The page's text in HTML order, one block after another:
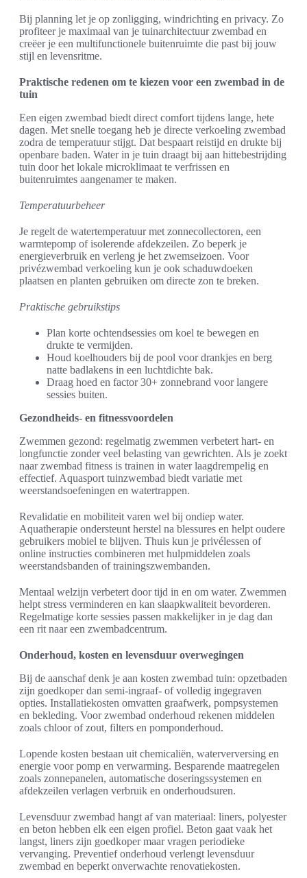
Bij planning let je op zonligging, windrichting en privacy. Zo
profiteer je maximaal van je tuinarchitectuur zwembad en
creëer je een multifunctionele buitenruimte die past bij jouw
stijl en levensritme.
Praktische redenen om te kiezen voor een zwembad in de
tuin
Een eigen zwembad biedt direct comfort tijdens lange, hete
dagen. Met snelle toegang heb je directe verkoeling zwembad
zodra de temperatuur stijgt. Dat bespaart reistijd en drukte bij
openbare baden. Water in je tuin draagt bij aan hittebestrijding
tuin door het lokale microklimaat te verfrissen en
buitenruimtes aangenamer te maken.
Temperatuurbeheer
Je regelt de watertemperatuur met zonnecollectoren, een
warmtepomp of isolerende afdekzeilen. Zo beperk je
energieverbruik en verleng je het zwemseizoen. Voor
privézwembad verkoeling kun je ook schaduwdoeken
plaatsen en planten gebruiken om directe zon te breken.
Praktische gebruikstips
Plan korte ochtendsessies om koel te bewegen en
drukte te vermijden.
Houd koelhouders bij de pool voor drankjes en berg
natte badlakens in een luchtdichte bak.
Draag hoed en factor 30+ zonnebrand voor langere
sessies buiten.
Gezondheids- en fitnessvoordelen
Zwemmen gezond: regelmatig zwemmen verbetert hart- en
longfunctie zonder veel belasting van gewrichten. Als je zoekt
naar zwembad fitness is trainen in water laagdrempelig en
effectief. Aquasport tuinzwembad biedt variatie met
weerstandsoefeningen en watertrappen.
Revalidatie en mobiliteit varen wel bij ondiep water.
Aquatherapie ondersteunt herstel na blessures en helpt oudere
gebruikers mobiel te blijven. Thuis kun je privélessen of
online instructies combineren met hulpmiddelen zoals
weerstandsbanden of trainingszwembanden.
Mentaal welzijn verbetert door tijd in en om water. Zwemmen
helpt stress verminderen en kan slaapkwaliteit bevorderen.
Regelmatige korte sessies passen makkelijker in je dag dan
een rit naar een zwembadcentrum.
Onderhoud, kosten en levensduur overwegingen
Bij de aanschaf denk je aan kosten zwembad tuin: opzetbaden
zijn goedkoper dan semi-ingraaf- of volledig ingegraven
opties. Installatiekosten omvatten graafwerk, pompsystemen
en bekleding. Voor zwembad onderhoud rekenen middelen
zoals chloor of zout, filters en pomponderhoud.
Lopende kosten bestaan uit chemicaliën, waterverversing en
energie voor pomp en verwarming. Besparende maatregelen
zoals zonnepanelen, automatische doseringssystemen en
afdekzeilen verlagen verbruik en onderhoudsuren.
Levensduur zwembad hangt af van materiaal: liners, polyester
en beton hebben elk een eigen profiel. Beton gaat vaak het
langst, liners zijn goedkoper maar vragen periodieke
vervanging. Preventief onderhoud verlengt levensduur
zwembad en beperkt onverwachte renovatiekosten.